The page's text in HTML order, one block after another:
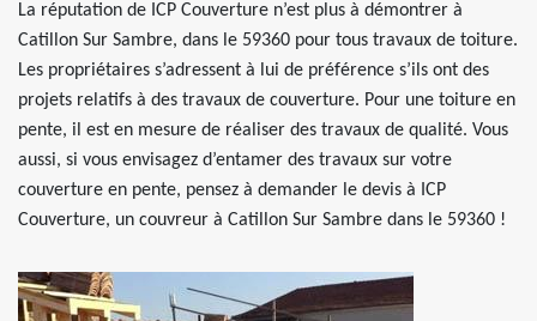
La réputation de ICP Couverture n’est plus à démontrer à
Catillon Sur Sambre, dans le 59360 pour tous travaux de toiture.
Les propriétaires s’adressent à lui de préférence s’ils ont des
projets relatifs à des travaux de couverture. Pour une toiture en
pente, il est en mesure de réaliser des travaux de qualité. Vous
aussi, si vous envisagez d’entamer des travaux sur votre
couverture en pente, pensez à demander le devis à ICP
Couverture, un couvreur à Catillon Sur Sambre dans le 59360 !